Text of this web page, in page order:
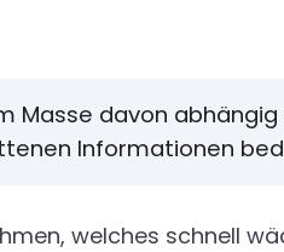
Masse davon
Informationen
welches schnell